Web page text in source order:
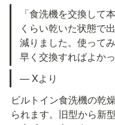
「食洗機を交換して
くらい乾いた状態で
減りました。使って
早く交換すればよか
— Xより
ビルトイン食洗機の乾
られます。旧型から新